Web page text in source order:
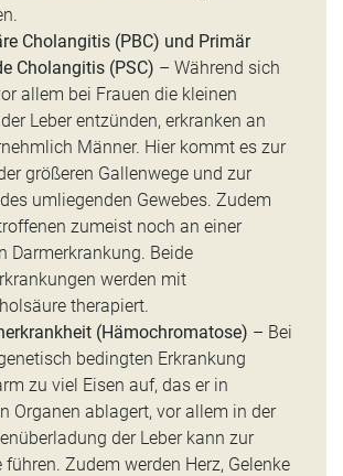
Cholangitis (PBC) und Primär
Cholangitis (PSC) – Während sich
allem bei Frauen die kleinen
Leber entzünden, erkranken an
Männer. Hier kommt es zur
größeren Gallenwege und zur
umliegenden Gewebes. Zudem
zumeist noch an einer
Darmerkrankung. Beide
werden mit
therapiert.
(Hämochromatose) – Bei
bedingten Erkrankung
zu viel Eisen auf, das er in
Organen ablagert, vor allem in der
der Leber kann zur
führen. Zudem werden Herz, Gelenke